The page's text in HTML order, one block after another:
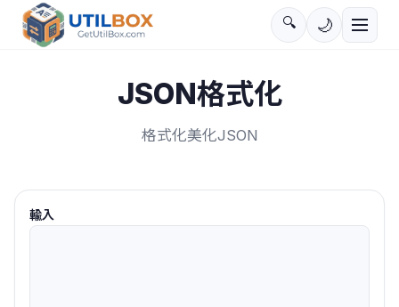
🔍 🌙
JSON格式化
格式化美化JSON
輸入